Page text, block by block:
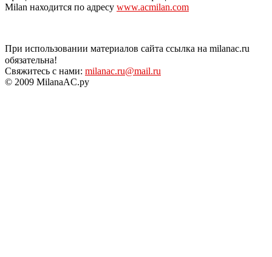
Milan находится по адресу www.acmilan.com
При использовании материалов сайта ссылка на milanac.ru
обязательна!
Свяжитесь с нами: milanac.ru@mail.ru
© 2009 MilanaAC.ру